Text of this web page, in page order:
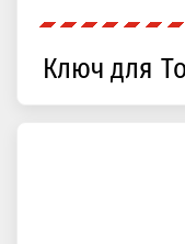
Ключ для